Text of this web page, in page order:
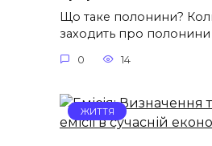
Що таке полонини?
заходить про полонини
0 14
ЖИТТЯ